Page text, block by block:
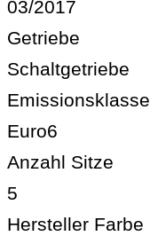
03/2017
Getriebe
Schaltgetriebe
Emissionsklasse
Euro6
Anzahl Sitze
5
Hersteller Farbe